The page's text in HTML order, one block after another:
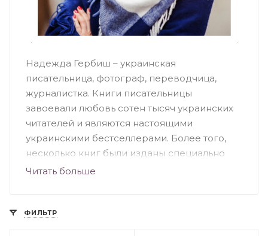
Надежда Гербиш – украинская
писательница, фотограф, переводчица,
журналистка. Книги писательницы
завоевали любовь сотен тысяч украинских
читателей и являются настоящими
украинскими бестселлерами. Более того,
несколько книг были изданы специально
для программ инклюзивного образования
Биографические факты
Читать больше
ФИЛЬТР